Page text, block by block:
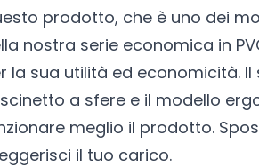
prodotto, che è uno dei
nostra serie economica in
la sua utilità ed economicità. Il
a sfere e il modello
meglio il prodotto.
il tuo carico.